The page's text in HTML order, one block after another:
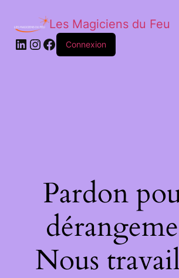
Les Magiciens du Feu
LinkedIn
Instagram
Facebook
Connexion
Pardon
Nous